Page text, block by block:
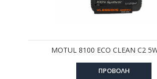
MOTUL 8100 ECO CLEAN C2
ΠΡΟΒΟΛΗ